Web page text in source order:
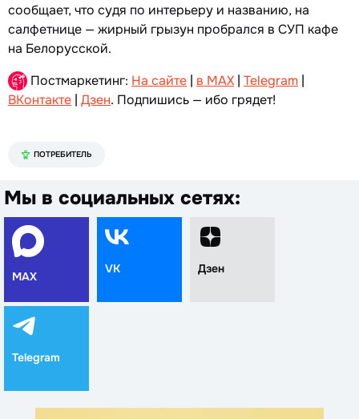
сообщает, что судя по интерьеру и названию, на
салфетнице — жирный грызун пробрался в СУП кафе
на Белорусской.
Постмаркетинг: На сайте | в MAX | Telegram |
ВКонтакте | Дзен. Подпишись — ибо грядет!
ПОТРЕБИТЕЛЬ
Мы в социальных сетях:
MAX
VK Дзен
Telegram